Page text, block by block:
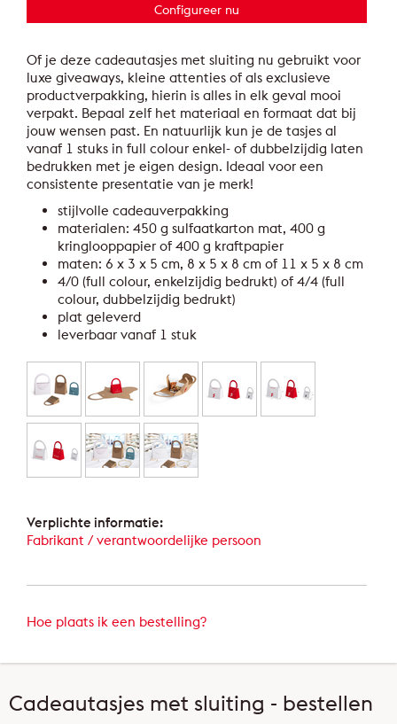
Configureer nu
Of je deze cadeautasjes met sluiting nu gebruikt voor
luxe giveaways, kleine attenties of als exclusieve
productverpakking, hierin is alles in elk geval mooi
verpakt. Bepaal zelf het materiaal en formaat dat bij
jouw wensen past. En natuurlijk kun je de tasjes al
vanaf 1 stuks in full colour enkel- of dubbelzijdig laten
bedrukken met je eigen design. Ideaal voor een
consistente presentatie van je merk!
stijlvolle cadeauverpakking
materialen: 450 g sulfaatkarton mat, 400 g
kringlooppapier of 400 g kraftpapier
maten: 6 x 3 x 5 cm, 8 x 5 x 8 cm of 11 x 5 x 8 cm
4/0 (full colour, enkelzijdig bedrukt) of 4/4 (full
colour, dubbelzijdig bedrukt)
plat geleverd
leverbaar vanaf 1 stuk
Verplichte informatie:
Fabrikant / verantwoordelijke persoon
Hoe plaats ik een bestelling?
Cadeautasjes met sluiting - bestellen